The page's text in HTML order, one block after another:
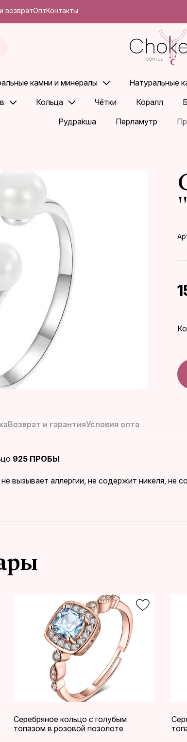
возвратОптКонтакты
камни и минералы Натуральные
Кольца Чётки Коралл
Рудра́кша
Перламутр
Возврат и гарантияУсловия опта
925 ПРОБЫ
вызывает аллергии, не содержит никеля,
Серебряное кольцо с голубым
топазом в розовой позолоте